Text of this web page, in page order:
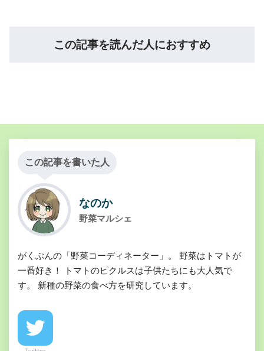
この記事を読んだ人におすすめ
この記事を書いた人
なのか
野菜マルシェ
がくぶんの「野菜コーディネーター」。 野菜はトマトが
一番好き！ トマトのピクルスは子供たちにも大人気で
す。 新種の野菜の食べ方を研究しています。